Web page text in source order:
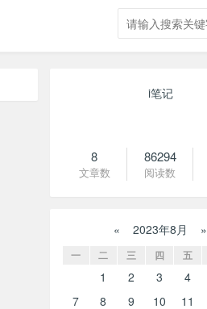
i笔记
8
文章数
86294
阅读数
« 2023年8月 »
一 二 三 四 五
1 2 3 4
7
8 9 10 11